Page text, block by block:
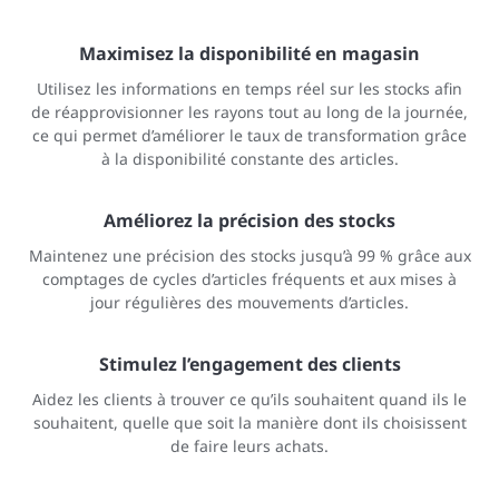
Maximisez la disponibilité en magasin
Utilisez les informations en temps réel sur les stocks afin
de réapprovisionner les rayons tout au long de la journée,
ce qui permet d’améliorer le taux de transformation grâce
à la disponibilité constante des articles.
Améliorez la précision des stocks
Maintenez une précision des stocks jusqu’à 99 % grâce aux
comptages de cycles d’articles fréquents et aux mises à
jour régulières des mouvements d’articles.
Stimulez l’engagement des clients
Aidez les clients à trouver ce qu’ils souhaitent quand ils le
souhaitent, quelle que soit la manière dont ils choisissent
de faire leurs achats.